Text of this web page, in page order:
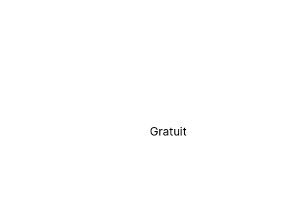
Gratuit